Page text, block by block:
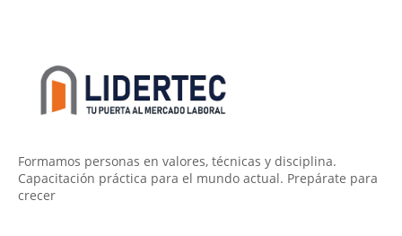
Formamos personas en valores, técnicas y disciplina.
Capacitación práctica para el mundo actual. Prepárate para
crecer